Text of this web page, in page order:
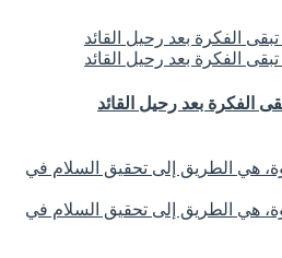
الفكرة بعد رحيل القائد